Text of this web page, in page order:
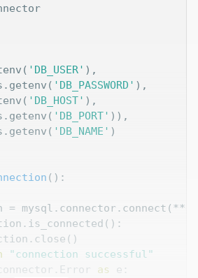
mysql.connector
'DB_USER' ),
'DB_PASSWORD' ),
'DB_HOST' ),
'DB_PORT' )),
'DB_NAME' )
():
=
"connection successful"
as e: